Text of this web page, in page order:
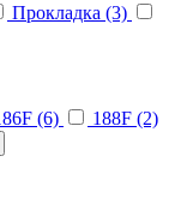
Прокладка (3)
(6) 188F (2)